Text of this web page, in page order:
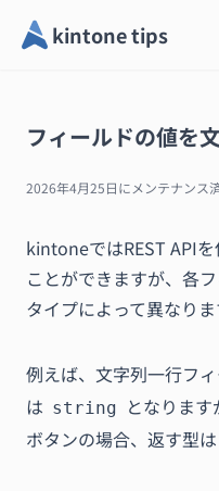
kintone tips
フィールドの値を
2026年4月25日にメンテナンス
kintoneではREST API
ことができますが、各
タイプによって異なりま
例えば、文字列一行フ
は string
となりま
ボタンの場合、返す型は